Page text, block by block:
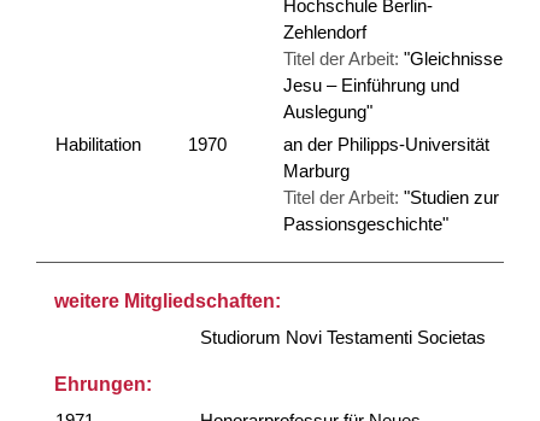
Hochschule Berlin-
Zehlendorf
Titel der Arbeit: "Gleichnisse
Jesu – Einführung und
Auslegung"
Habilitation
1970
an der Philipps-Universität
Marburg
Titel der Arbeit: "Studien zur
Passionsgeschichte"
weitere Mitgliedschaften:
Studiorum Novi Testamenti Societas
Ehrungen: